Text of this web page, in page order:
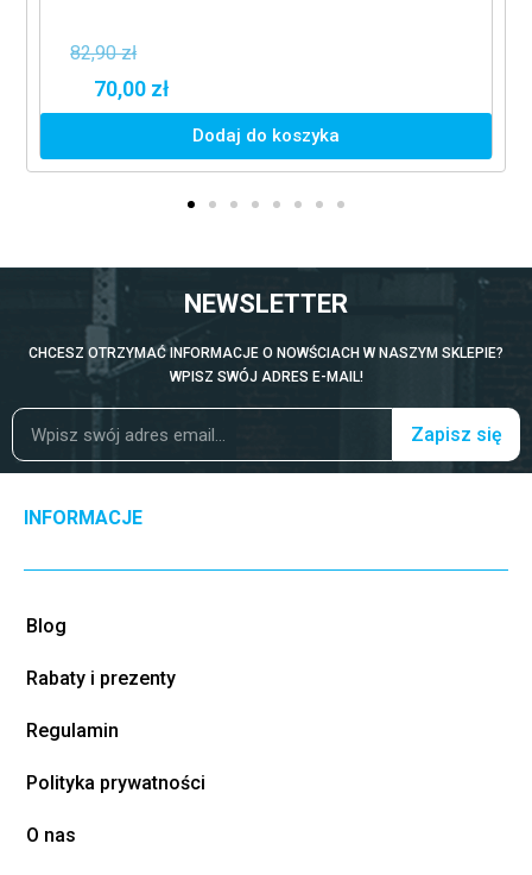
82,90 zł
70,00 zł
Dodaj do koszyka
NEWSLETTER
CHCESZ OTRZYMAĆ INFORMACJE O NOWŚCIACH W NASZYM SKLEPIE?
WPISZ SWÓJ ADRES E-MAIL!
Zapisz się
INFORMACJE
Blog
Rabaty i prezenty
Regulamin
Polityka prywatności
O nas